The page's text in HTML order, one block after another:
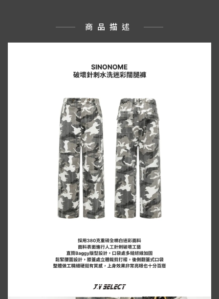
商品描述